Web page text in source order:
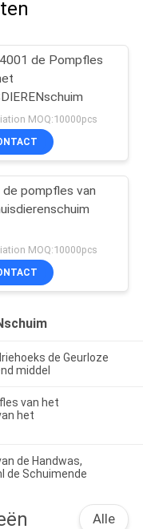
de Pompfles
MOQ:10000pcs
de pompfles van
MOQ:10000pcs
de Geurloze
middel
van het
het
de Handwas,
de Schuimende
Alle